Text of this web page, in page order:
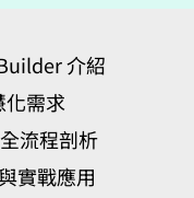
介紹
化需求
流程剖析
實戰應用